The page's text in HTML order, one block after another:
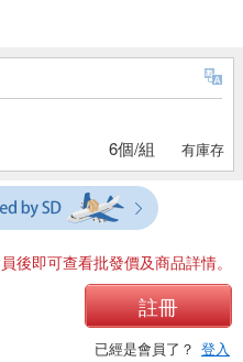
6個/組 有庫存
後即可查看批發價及商品詳情。
註冊
已經是會員了？ 登入